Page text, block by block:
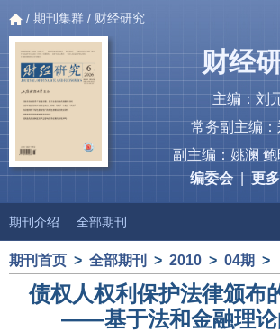
/ 期刊集群 / 财经研究
财经
主编：刘
常务副主编
副主编：姚澜
编委会|更
期刊介绍 全部期刊
期刊首页 > 全部期刊 > 2010 > 04期 >
债权人权利保护法律颁布
——基于法和金融理论